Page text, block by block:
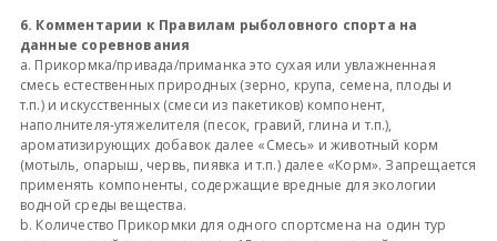
6. Комментарии к Правилам рыболовного спорта на
данные соревнования
a. Прикормка/привада/приманка это сухая или увлажненная
смесь естественных природных (зерно, крупа, семена, плоды и
т.п.) и искусственных (смеси из пакетиков) компонент,
наполнителя-утяжелителя (песок, гравий, глина и т.п.),
ароматизирующих добавок далее «Смесь» и животный корм
(мотыль, опарыш, червь, пиявка и т.п.) далее «Корм». Запрещается
применять компоненты, содержащие вредные для экологии
водной среды вещества.
b. Количество Прикормки для одного спортсмена на один тур